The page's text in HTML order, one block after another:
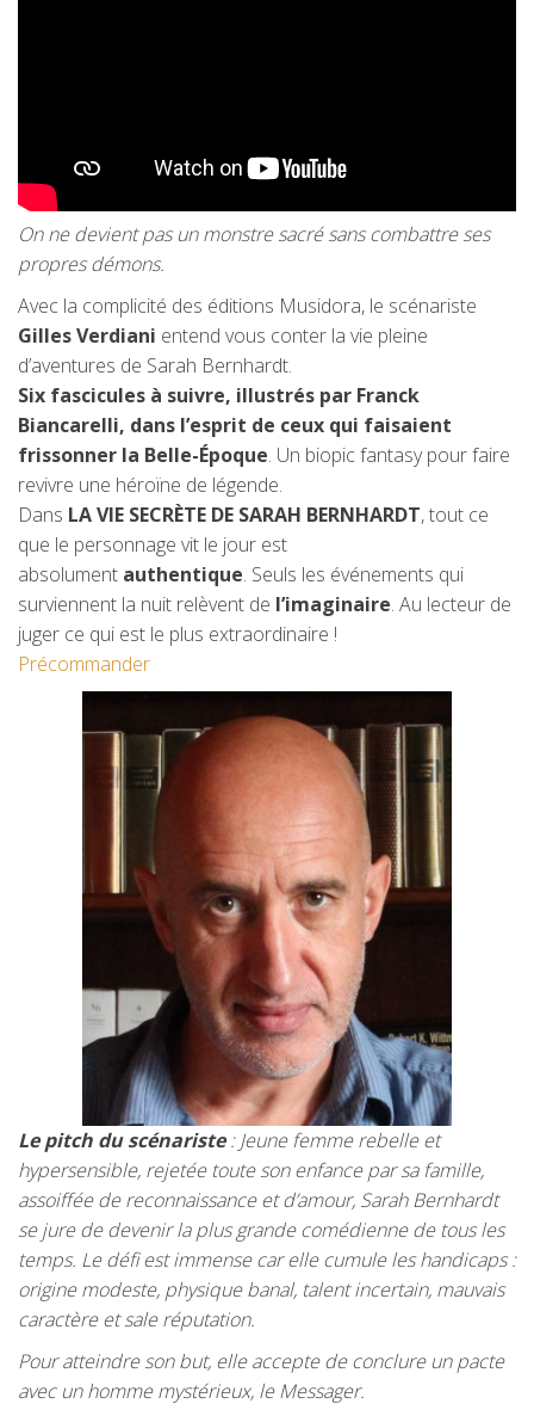
On ne devient pas un monstre sacré sans combattre ses
propres démons.
Avec la complicité des éditions Musidora, le scénariste
Gilles Verdiani entend vous conter la vie pleine
d’aventures de Sarah Bernhardt.
Six fascicules à suivre, illustrés par Franck
Biancarelli, dans l’esprit de ceux qui faisaient
frissonner la Belle-Époque. Un biopic fantasy pour faire
revivre une héroïne de légende.
Dans LA VIE SECRÈTE DE SARAH BERNHARDT, tout ce
que le personnage vit le jour est
absolument authentique. Seuls les événements qui
surviennent la nuit relèvent de l’imaginaire. Au lecteur de
juger ce qui est le plus extraordinaire !
Précommander
Le pitch du scénariste: Jeune femme rebelle et
hypersensible, rejetée toute son enfance par sa famille,
assoiffée de reconnaissance et d’amour, Sarah Bernhardt
se jure de devenir la plus grande comédienne de tous les
temps. Le défi est immense car elle cumule les handicaps :
origine modeste, physique banal, talent incertain, mauvais
caractère et sale réputation.
Pour atteindre son but, elle accepte de conclure un pacte
avec un homme mystérieux, le Messager.